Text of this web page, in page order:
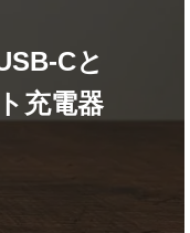
Cと
充電器